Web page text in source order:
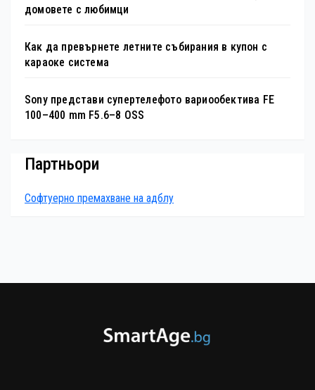
домовете с любимци
Как да превърнете летните събирания в купон с
караоке система
Sony представи супертелефото вариообектива FE
100–400 mm F5.6–8 OSS
Партньори
Софтуерно премахване на адблу